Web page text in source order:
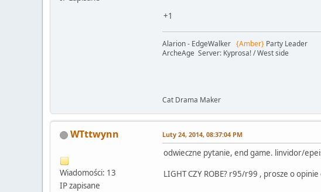
+1
Alarion - EdgeWalker {Amber} Party Leader
ArcheAge Server: Kyprosa! / West side
Cat Drama Maker
WTttwynn
Wiadomości: 13
IP zapisane
Luty 24, 2014, 08:37:04 PM
odwieczne pytanie, end game. linvidor/
LIGHT CZY ROBE? r95/r99 , prosze o opinie